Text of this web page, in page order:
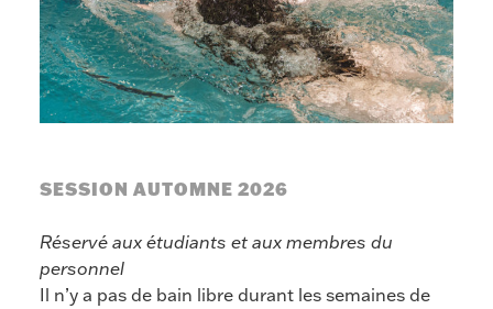
SESSION AUTOMNE 2026
Réservé aux étudiants et aux membres du
personnel
Il n’y a pas de bain libre durant les semaines de